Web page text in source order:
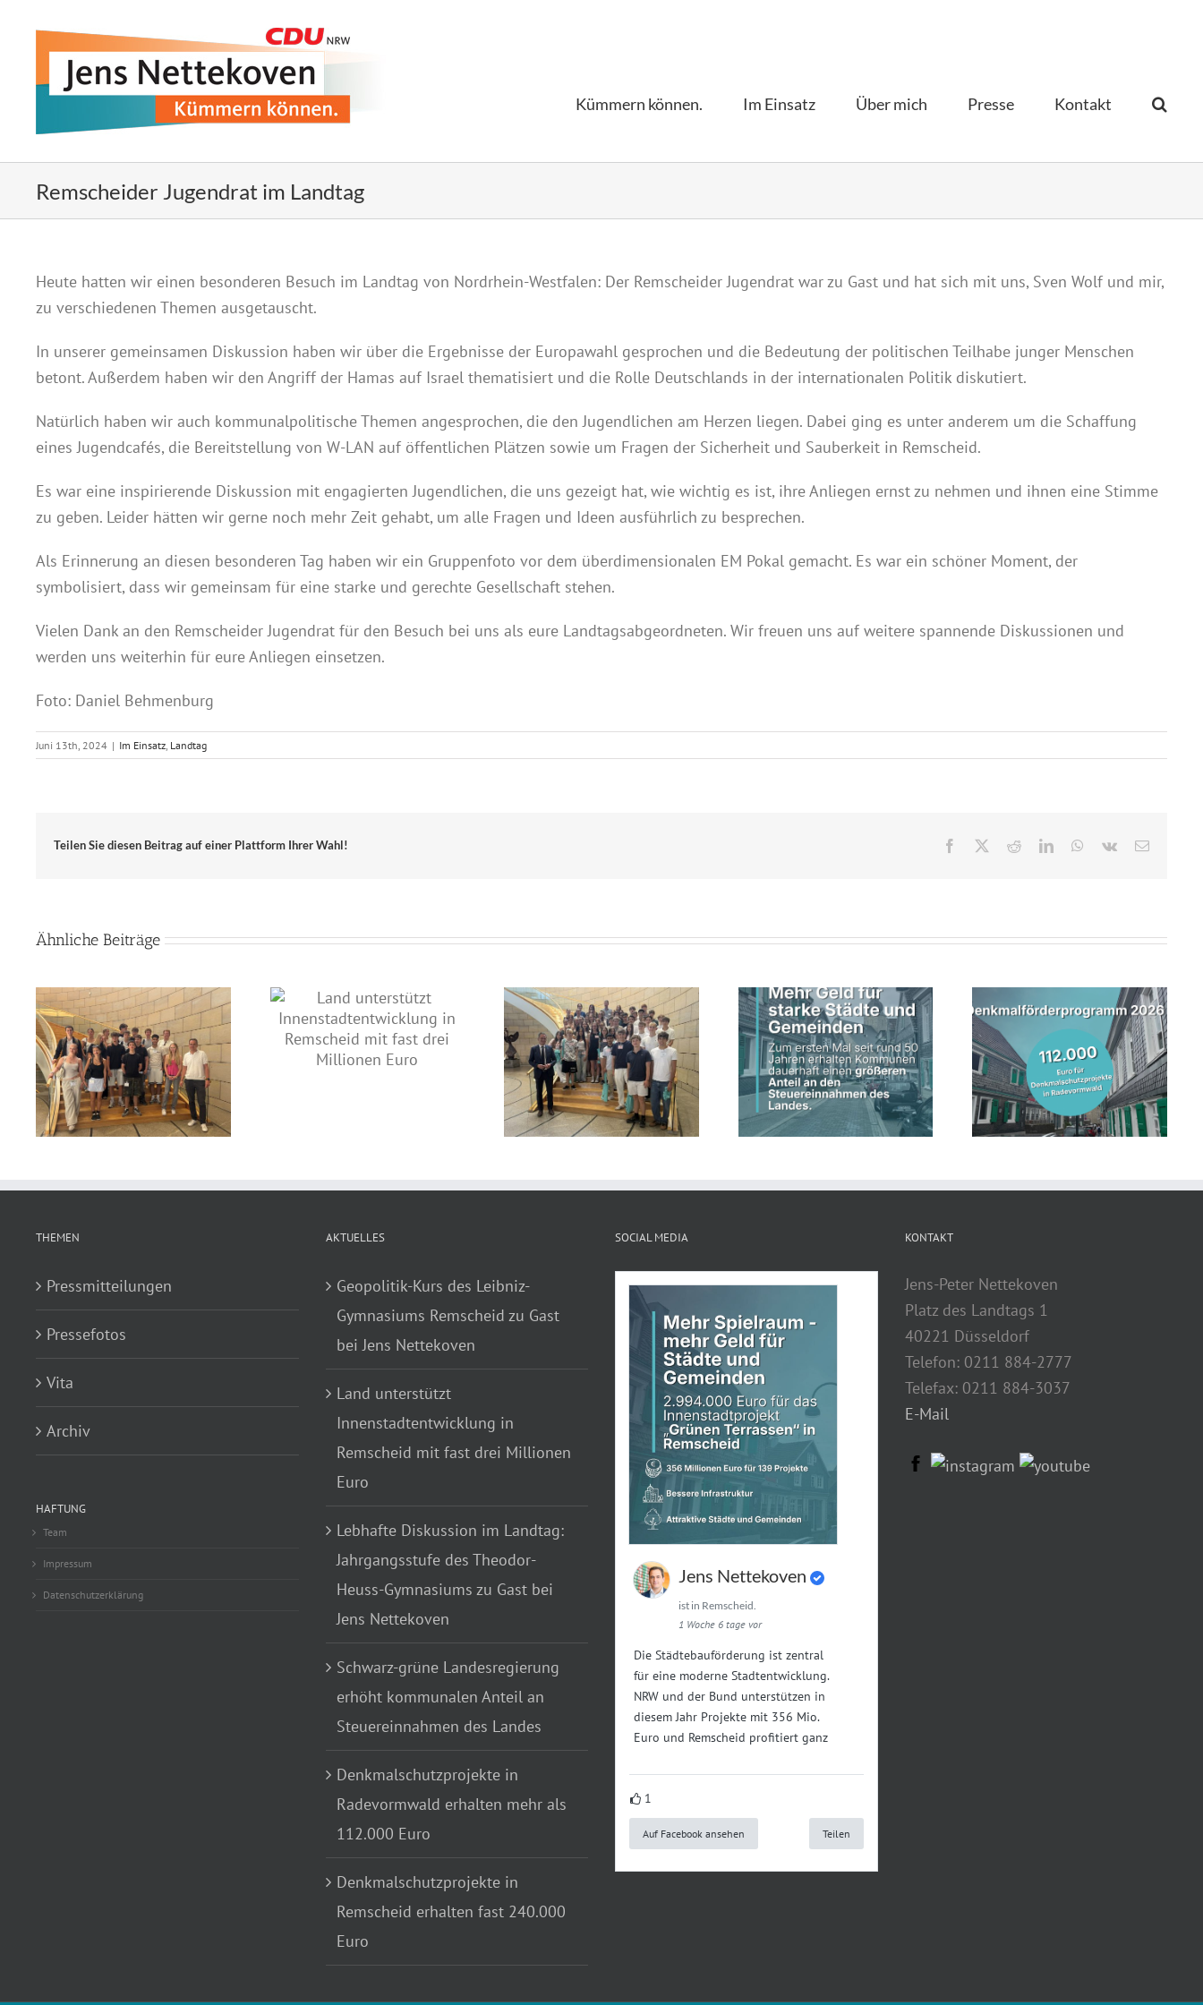
Kümmern können. Im Einsatz Über mich Presse Kontakt­
Remscheider Jugendrat im Landtag
Heute hatten wir einen besonderen Besuch im Landtag von Nordrhein-Westfalen: Der Remscheider Jugendrat war zu Gast und hat sich mit uns, Sven Wolf und mir,
zu verschiedenen Themen ausgetauscht.
In unserer gemeinsamen Diskussion haben wir über die Ergebnisse der Europawahl gesprochen und die Bedeutung der politischen Teilhabe junger Menschen
betont. Außerdem haben wir den Angriff der Hamas auf Israel thematisiert und die Rolle Deutschlands in der internationalen Politik diskutiert.
Natürlich haben wir auch kommunalpolitische Themen angesprochen, die den Jugendlichen am Herzen liegen. Dabei ging es unter anderem um die Schaffung
eines Jugendcafés, die Bereitstellung von W-LAN auf öffentlichen Plätzen sowie um Fragen der Sicherheit und Sauberkeit in Remscheid.
Es war eine inspirierende Diskussion mit engagierten Jugendlichen, die uns gezeigt hat, wie wichtig es ist, ihre Anliegen ernst zu nehmen und ihnen eine Stimme
zu geben. Leider hätten wir gerne noch mehr Zeit gehabt, um alle Fragen und Ideen ausführlich zu besprechen.
Als Erinnerung an diesen besonderen Tag haben wir ein Gruppenfoto vor dem überdimensionalen EM Pokal gemacht. Es war ein schöner Moment, der
symbolisiert, dass wir gemeinsam für eine starke und gerechte Gesellschaft stehen.
Vielen Dank an den Remscheider Jugendrat für den Besuch bei uns als eure Landtagsabgeordneten. Wir freuen uns auf weitere spannende Diskussionen und
werden uns weiterhin für eure Anliegen einsetzen.
Foto: Daniel Behmenburg
Juni 13th, 2024 | Im Einsatz, Landtag
Teilen Sie diesen Beitrag auf einer Plattform Ihrer Wahl! Facebook RedditLinkedInWhatsApp
Vk
E-
Ähnliche Beiträge
Land unterstützt
Innenstadtentwicklung in
Remscheid mit fast drei
Millionen Euro
Lebhafte Diskussion im
Schwarz-grüne
Landesregierung erhöht
kommunalen Anteil an
Steuereinnahmen des Landes
Denkmalschutzprojekte in
Radevormwald erhalten mehr
als 112.000 Euro
Geopolitik-Kurs des Leibniz-
Gymnasiums Remscheid zu
Gast bei Jens Nettekoven
THEMEN
Pressmitteilungen
Pressefotos
Vita
Archiv
HAFTUNG
Team
Impressum
Datenschutzerklärung
AKTUELLES
Geopolitik-Kurs des Leibniz-
Gymnasiums Remscheid zu Gast
bei Jens Nettekoven
Land unterstützt
Innenstadtentwicklung in
Remscheid mit fast drei Millionen
Euro
Lebhafte Diskussion im Landtag:
Jahrgangsstufe des Theodor-
Heuss-Gymnasiums zu Gast bei
Jens Nettekoven
Schwarz-grüne Landesregierung
erhöht kommunalen Anteil an
Steuereinnahmen des Landes
Denkmalschutzprojekte in
Radevormwald erhalten mehr als
112.000 Euro
Denkmalschutzprojekte in
Remscheid erhalten fast 240.000
Euro
SOCIAL MEDIA
Jens Nettekoven
ist in Remscheid.
1 Woche 6 tage vor
Die Städtebauförderung ist zentral
für eine moderne Stadtentwicklung.
NRW und der Bund unterstützen in
diesem Jahr Projekte mit 356 Mio.
Euro und Remscheid profitiert ganz
1
Auf Facebook ansehen Teilen
KONTAKT
Jens-Peter Nettekoven
Platz des Landtags 1
40221 Düsseldorf
Telefon: 0211 884-2777
Telefax: 0211 884-3037
E-Mail